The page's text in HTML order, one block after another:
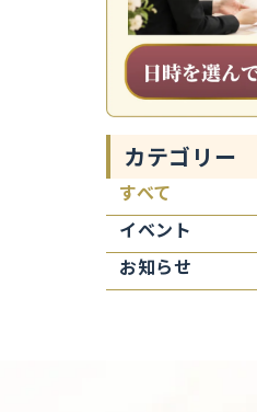
カテゴリー
すべて
イベント
お知らせ